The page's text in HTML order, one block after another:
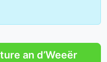
an d’Weeër